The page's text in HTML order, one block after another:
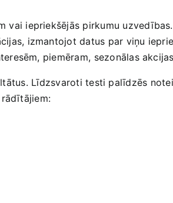
vai iepriekšējās pirkumu uzvedības.
izmantojot datus ‍par viņu
piemēram,⁣ sezonālas
Līdzsvaroti testi palīdzēs